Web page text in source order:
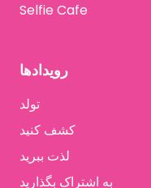
Selfie Cafe
رویدادها
تولد
کشف کنید
لذت ببرید
به اشتراک بگذارید